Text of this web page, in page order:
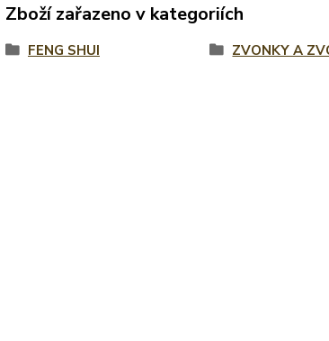
Zboží zařazeno v kategoriích
FENG SHUI ZVONKY A